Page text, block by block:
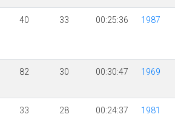
40 33 00:25:36 1987
82 30 00:30:47 1969
33 28 00:24:37 1981